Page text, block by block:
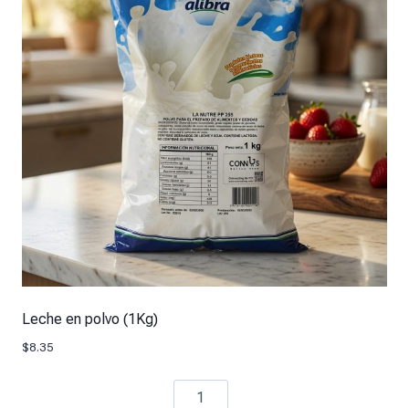
Leche en polvo (1Kg)
$8.35